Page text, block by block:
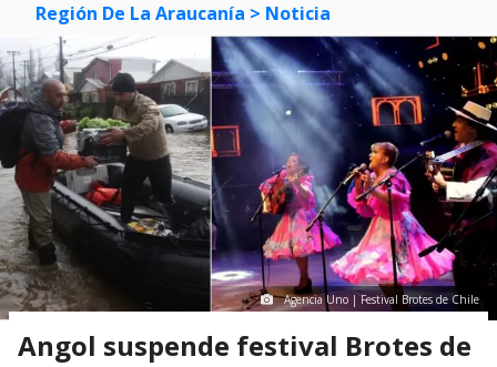
Región De La Araucanía > Noticia
Agencia Uno | Festival Brotes de Chile
Angol suspende festival Brotes de